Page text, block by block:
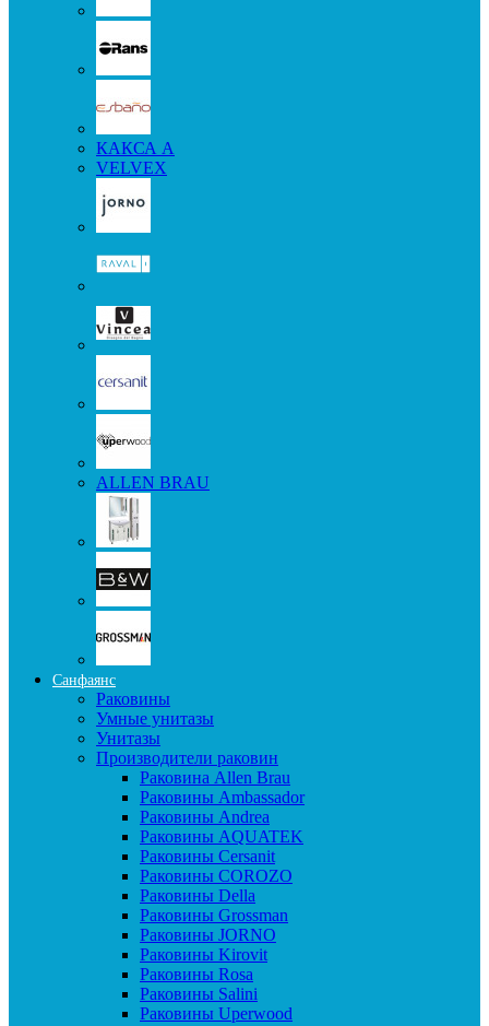
КАКСА А
VELVEX
ALLEN BRAU
Санфаянс
Раковины
Умные унитазы
Унитазы
Производители раковин
Раковина Allen Brau
Раковины Ambassador
Раковины Andrea
Раковины AQUATEK
Раковины Cersanit
Раковины COROZO
Раковины Della
Раковины Grossman
Раковины JORNO
Раковины Kirovit
Раковины Rosa
Раковины Salini
Раковины Uperwood